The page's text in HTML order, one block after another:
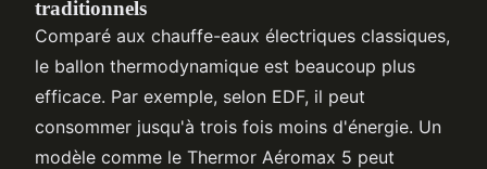
traditionnels
Comparé aux chauffe-eaux électriques classiques,
le ballon thermodynamique est beaucoup plus
efficace. Par exemple, selon EDF, il peut
consommer jusqu'à trois fois moins d'énergie. Un
modèle comme le Thermor Aéromax 5 peut